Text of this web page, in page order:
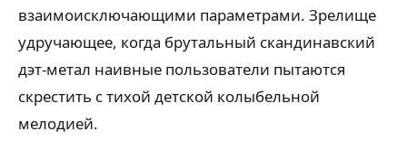
взаимоисключающими параметрами. Зрелище
удручающее, когда брутальный скандинавский
дэт-метал наивные пользователи пытаются
скрестить с тихой детской колыбельной
мелодией.